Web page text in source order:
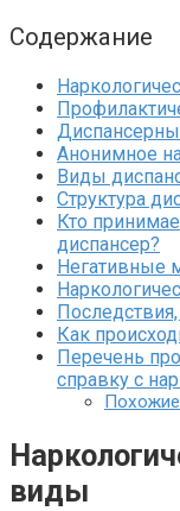
Содержание
Анонимное
Виды
Структура
Кто
диспансер?
Негативные
Как
Перечень
справку с
Похожие
виды